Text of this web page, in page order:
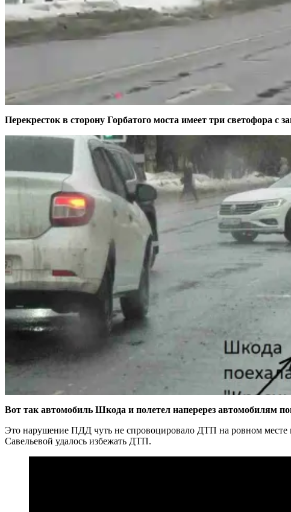
Перекресток в сторону Горбатого моста имеет три светофора
Вот так автомобиль Шкода и полетел наперерез автомобилям
Это нарушение ПДД чуть не спровоцировало ДТП на ровном месте
Савельевой удалось избежать ДТП.